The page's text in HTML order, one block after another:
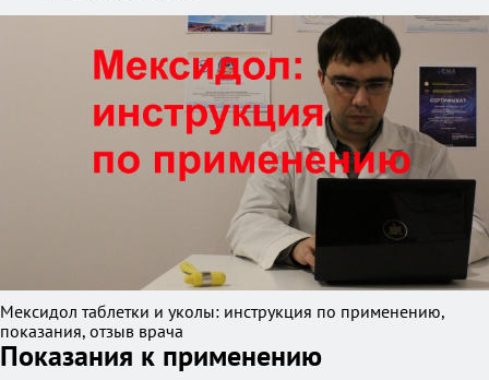
Мексидол таблетки и уколы: инструкция по применению,
показания, отзыв врача
Показания к применению